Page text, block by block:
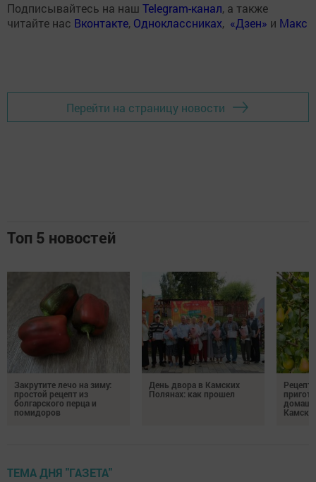
Подписывайтесь на наш Telegram-канал, а также
читайте нас Вконтакте, Одноклассниках, «Дзен» и Макс
Перейти на страницу новости
Топ 5 новостей
Закрутите лечо на зиму:
простой рецепт из
болгарского перца и
помидоров
День двора в Камских
Полянах: как прошел
ТЕМА ДНЯ "ГАЗЕТА"